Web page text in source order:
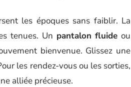
les époques sans faiblir. La
tenues. Un pantalon fluide ou
bienvenue. Glissez une
les rendez-vous ou les sorties,
alliée précieuse.